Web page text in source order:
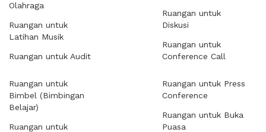
Olahraga
Ruangan untuk
Latihan Musik
Ruangan untuk Audit
Ruangan untuk
Diskusi
Ruangan untuk
Conference Call
Ruangan untuk
Bimbel (Bimbingan
Belajar)
Ruangan untuk
Ruangan untuk Press
Conference
Ruangan untuk Buka
Puasa